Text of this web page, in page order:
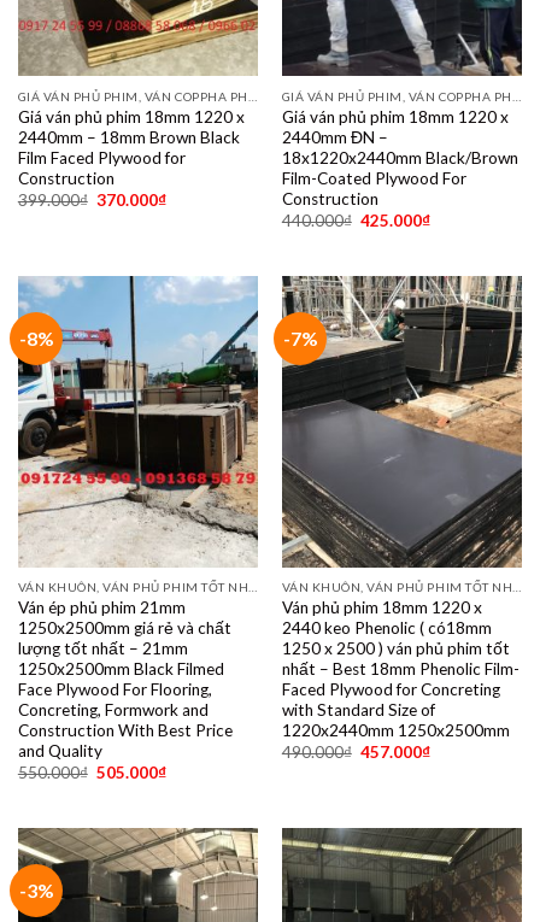
Giá ván phủ phim 18mm 1220 x
2440mm – 18mm Brown Black
Film Faced Plywood for
Construction
399.000₫ 370.000₫
Giá ván phủ phim 18mm 1220 x
2440mm ĐN –
18x1220x2440mm Black/Brown
Film-Coated Plywood For
Construction
440.000₫ 425.000₫
-8%
Ván ép phủ phim 21mm
1250x2500mm giá rẻ và chất
lượng tốt nhất – 21mm
1250x2500mm Black Filmed
Face Plywood For Flooring,
Concreting, Formwork and
Construction With Best Price
and Quality
550.000₫ 505.000₫
-7%
Ván phủ phim 18mm 1220 x
2440 keo Phenolic ( có18mm
1250 x 2500 ) ván phủ phim tốt
nhất – Best 18mm Phenolic Film-
Faced Plywood for Concreting
with Standard Size of
1220x2440mm 1250x2500mm
490.000₫ 457.000₫
-3%